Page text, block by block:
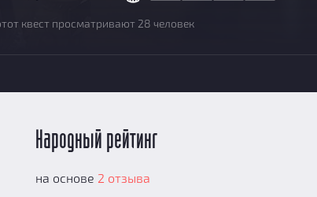
квест просматривают 28 человек
Народный рейтинг
на основе 2 отзыва